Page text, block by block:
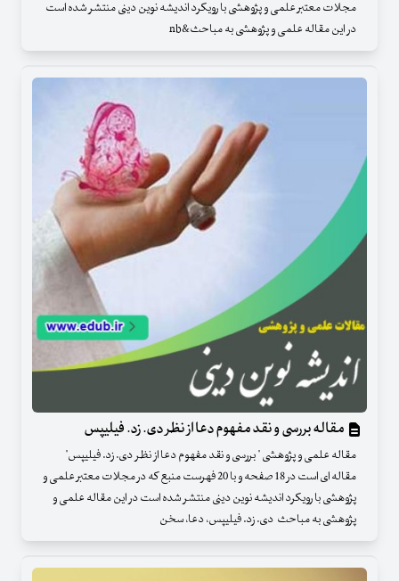
مجلات معتبر علمی و پژوهشی با رویکرد اندیشه نوین دینی منتشر شده است
در این مقاله علمی و پژوهشی به مباحث&nb
مقاله بررسی و نقد مفهوم دعا از نظر دی. زد. فیلیپس
مقاله علمی و پژوهشی " بررسی و نقد مفهوم دعا از نظر دی. زد. فیلیپس"
مقاله ای است در 18 صفحه و با 20 فهرست منبع که در مجلات معتبر علمی و
پژوهشی با رویکرد اندیشه نوین دینی منتشر شده است در این مقاله علمی و
پژوهشی به مباحث دی. زد. فیلیپس، دعا، سخن